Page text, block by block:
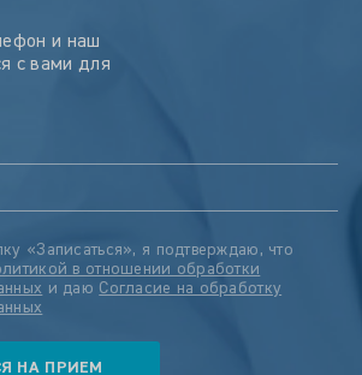
и наш
с вами для
«Записаться», я подтверждаю, что
в отношении обработки
и даю Согласие на обработку